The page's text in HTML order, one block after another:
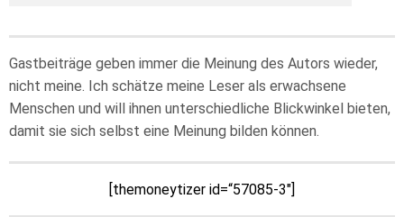
Gastbeiträge geben immer die Meinung des Autors wieder,
nicht meine. Ich schätze meine Leser als erwachsene
Menschen und will ihnen unterschiedliche Blickwinkel bieten,
damit sie sich selbst eine Meinung bilden können.
[themoneytizer id=“57085-3″]